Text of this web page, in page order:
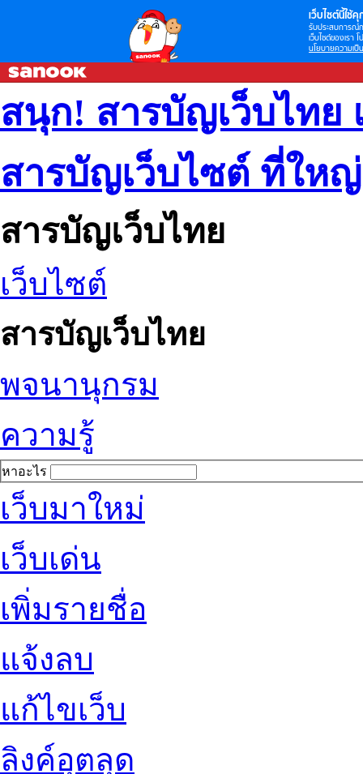
เว็บไซต์นี้ใช้คุ
รับประสบการณ์
เว็บไซต์ของเรา
นโยบายความเป็
สนุก! สารบัญเว็บไทย
สารบัญเว็บไซต์ ที่ให
สารบัญเว็บไทย
เว็บไซต์
สารบัญเว็บไทย
พจนานุกรม
ความรู้
หาอะไร
เว็บมาใหม่
เว็บเด่น
เพิ่มรายชื่อ
แจ้งลบ
แก้ไขเว็บ
ลิงค์อุตลุด